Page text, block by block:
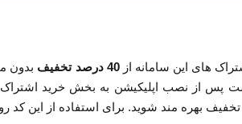
های این سامانه از40 درصد تخفیف
بدون
پس از نصب اپلیکیشن به بخش خرید